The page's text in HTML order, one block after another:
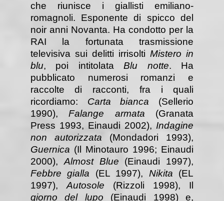
che riunisce i giallisti emiliano-
romagnoli. Esponente di spicco del
noir anni Novanta. Ha condotto per la
RAI la fortunata trasmissione
televisiva sui delitti irrisoltiMistero in
blu, poi intitolataBlu notte. Ha
pubblicato numerosi romanzi e
raccolte di racconti, fra i quali
ricordiamo: Carta bianca (Sellerio
1990),Falange armata (Granata
Press 1993, Einaudi 2002),Indagine
non autorizzata (Mondadori 1993),
Guernica (Il Minotauro 1996; Einaudi
2000),Almost Blue (Einaudi 1997),
Febbre gialla (EL 1997), Nikita (EL
1997),Autosole (Rizzoli 1998), Il
giorno del lupo (Einaudi 1998) e,